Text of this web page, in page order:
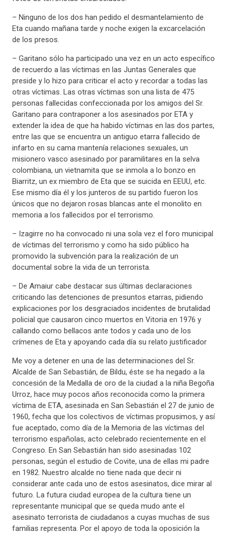
– Ninguno de los dos han pedido el desmantelamiento de
Eta cuando mañana tarde y noche exigen la excarcelación
de los presos.
– Garitano sólo ha participado una vez en un acto específico
de recuerdo a las víctimas en las Juntas Generales que
preside y lo hizo para criticar el acto y recordar a todas las
otras víctimas. Las otras víctimas son una lista de 475
personas fallecidas confeccionada por los amigos del Sr.
Garitano para contraponer a los asesinados por ETA y
extender la idea de que ha habido víctimas en las dos partes,
entre las que se encuentra un antiguo etarra fallecido de
infarto en su cama mantenía relaciones sexuales, un
misionero vasco asesinado por paramilitares en la selva
colombiana, un vietnamita que se inmola a lo bonzo en
Biarritz, un ex miembro de Eta que se suicida en EEUU, etc.
Ese mismo día él y los junteros de su partido fueron los
únicos que no dejaron rosas blancas ante el monolito en
memoria a los fallecidos por el terrorismo.
– Izagirre no ha convocado ni una sola vez el foro municipal
de víctimas del terrorismo y como ha sido público ha
promovido la subvención para la realización de un
documental sobre la vida de un terrorista.
– De Amaiur cabe destacar sus últimas declaraciones
criticando las detenciones de presuntos etarras, pidiendo
explicaciones por los desgraciados incidentes de brutalidad
policial que causaron cinco muertos en Vitoria en 1976 y
callando como bellacos ante todos y cada uno de los
crímenes de Eta y apoyando cada día su relato justificador
Me voy a detener en una de las determinaciones del Sr.
Alcalde de San Sebastián, de Bildu, éste se ha negado a la
concesión de la Medalla de oro de la ciudad a la niña Begoña
Urroz, hace muy pocos años reconocida como la primera
víctima de ETA, asesinada en San Sebastián el 27 de junio de
1960, fecha que los colectivos de víctimas propusimos, y así
fue aceptado, como día de la Memoria de las víctimas del
terrorismo españolas, acto celebrado recientemente en el
Congreso. En San Sebastián han sido asesinadas 102
personas, según el estudio de Covite, una de ellas mi padre
en 1982. Nuestro alcalde no tiene nada que decir ni
considerar ante cada uno de estos asesinatos, dice mirar al
futuro. La futura ciudad europea de la cultura tiene un
representante municipal que se queda mudo ante el
asesinato terrorista de ciudadanos a cuyas muchas de sus
familias representa. Por el apoyo de toda la oposición la